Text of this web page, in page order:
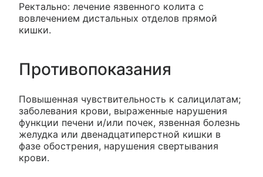
Ректально: лечение язвенного колита с
вовлечением дистальных отделов прямой
кишки.
Противопоказания
Повышенная чувствительность к салицилатам;
заболевания крови, выраженные нарушения
функции печени и/или почек, язвенная болезнь
желудка или двенадцатиперстной кишки в
фазе обострения, нарушения свертывания
крови.